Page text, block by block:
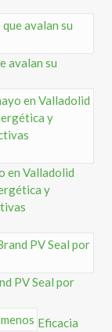
avalan su
en Valladolid
y
PV Seal por
Eficacia